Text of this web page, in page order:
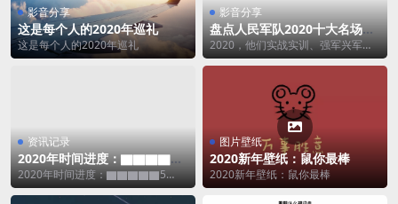
影音分享
这是每个人的2020年巡礼
这是每个人的2020年巡礼
影音分享
盘点人民军队2020十大名场
面：谢谢你，子弟兵
2020，他们实战实训、强军兴军；
疫情面前，他们誓死不退；洪水不
资讯记录
2020年时间进度：▇▇▇▇▇
50%
2020年时间进度：▇▇▇▇▇5
0%，不知不觉2020年已过一半。 再
图片壁纸
2020新年壁纸：鼠你最棒
2020新年壁纸：鼠你最棒